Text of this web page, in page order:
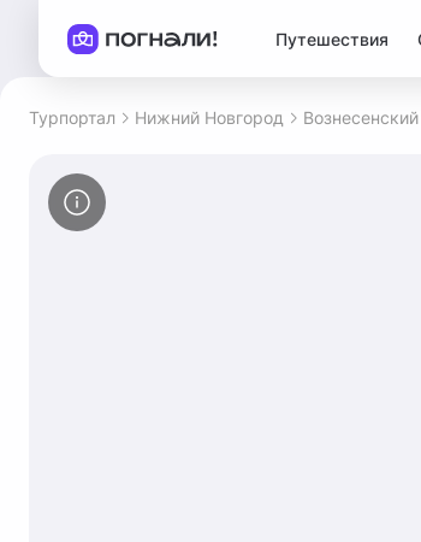
Путешествия
Турпортал Нижний Новгород